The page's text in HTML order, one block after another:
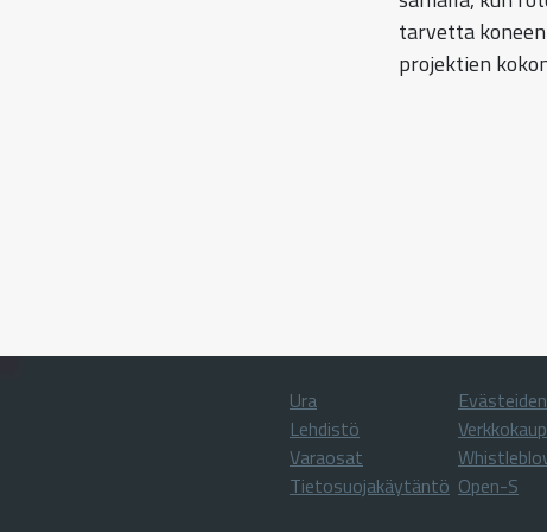
tarvetta
projektien
Ura
Lehdistö
Varaosat
Tietosuojakäytäntö Open-S